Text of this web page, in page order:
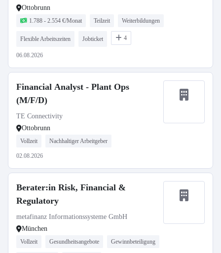
Ottobrunn
1.788 - 2.554 €/Monat Teilzeit Weiterbildungen
Flexible Arbeitszeiten Jobticket 4
06.08.2026
Financial Analyst - Plant Ops
(M/F/D)
TE Connectivity
Ottobrunn
Vollzeit Nachhaltiger Arbeitgeber
02.08.2026
Berater:in Risk, Financial &
Regulatory
metafinanz Informationssysteme GmbH
München
Vollzeit Gesundheitsangebote Gewinnbeteiligung